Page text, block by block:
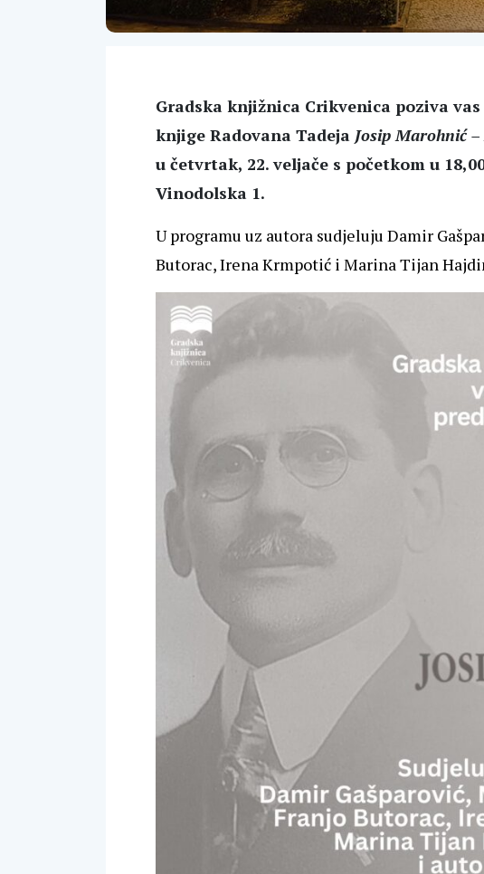
Gradska knjižnica Crikvenica poziva
knjige Radovana Tadeja Josip Marohnić
u četvrtak, 22. veljače s početkom u
Vinodolska 1.
U programu uz autora sudjeluju Damir
Butorac, Irena Krmpotić i Marina Tijan